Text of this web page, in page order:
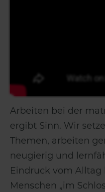
Arbeiten bei der
ergibt Sinn. Wir
Themen, arbeiten
neugierig und
Eindruck vom
Menschen „im